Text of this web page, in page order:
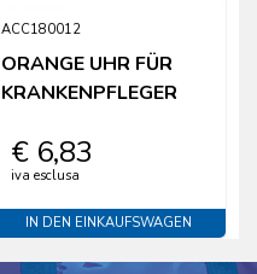
ACC180012
ORANGE UHR FÜR
KRANKENPFLEGER
€ 6,83
iva esclusa
IN DEN EINKAUFSWAGEN